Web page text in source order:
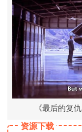
《最后的复
资源下载